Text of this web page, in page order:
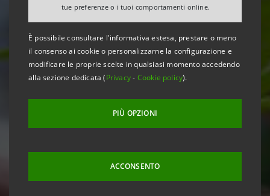
tue preferenze o i tuoi comportamenti online.
È possibile consultare l'informativa estesa, prestare o meno
il consenso ai cookie o personalizzarne la configurazione e
modificare le proprie scelte in qualsiasi momento accedendo
alla sezione dedicata (Privacy- Cookie policy).
PIÙ OPZIONI
ACCONSENTO